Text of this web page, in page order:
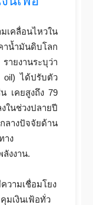
เคลื่อนไหวใน
าน้ำมันดิบโลก
ายงานระบุว่า
oil) ได้ปรับตัว
เคยสูงถึง 79
ในช่วงปลายปี
ลางปัจจัยด้าน
าง
งงาน.
วามเชื่อมโยง
มเงินเฟ้อทั่ว